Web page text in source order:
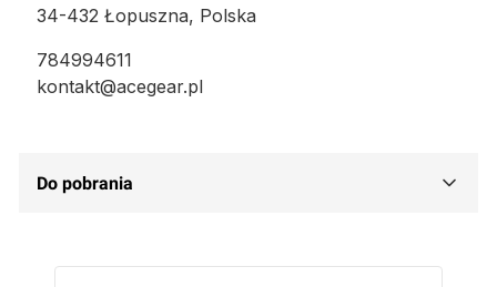
34-432 Łopuszna, Polska
784994611
kontakt@acegear.pl
Do pobrania